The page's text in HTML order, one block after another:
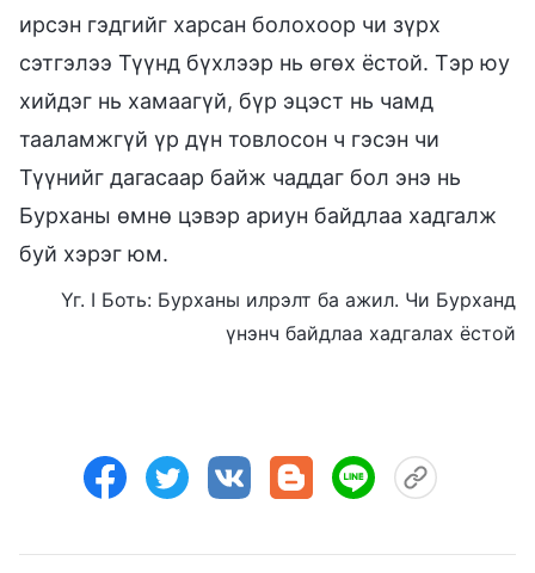
ирсэн гэдгийг харсан болохоор чи зүрх
сэтгэлээ Түүнд бүхлээр нь өгөх ёстой. Тэр юу
хийдэг нь хамаагүй, бүр эцэст нь чамд
тааламжгүй үр дүн товлосон ч гэсэн чи
Түүнийг дагасаар байж чаддаг бол энэ нь
Бурханы өмнө цэвэр ариун байдлаа хадгалж
буй хэрэг юм.
Үг. I Боть: Бурханы илрэлт ба ажил. Чи Бурханд
үнэнч байдлаа хадгалах ёстой